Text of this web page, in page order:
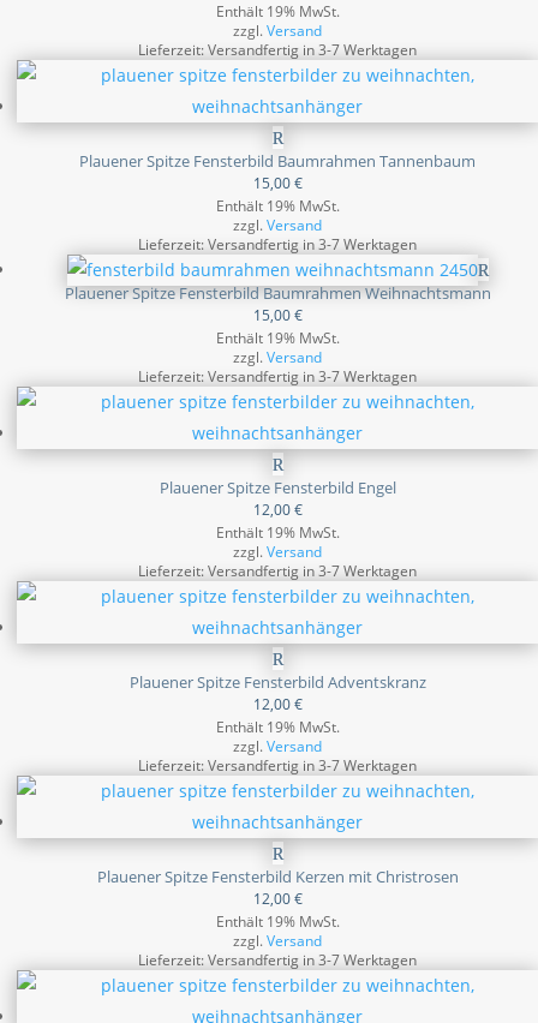
Enthält 19% MwSt.
zzgl.Versand
Lieferzeit: Versandfertig in 3-7 Werktagen
Plauener Spitze Fensterbild Baumrahmen Tannenbaum
15,00€
Enthält 19% MwSt.
zzgl.Versand
Lieferzeit: Versandfertig in 3-7 Werktagen
Plauener Spitze Fensterbild Baumrahmen Weihnachtsmann
15,00€
Enthält 19% MwSt.
zzgl.Versand
Lieferzeit: Versandfertig in 3-7 Werktagen
Plauener Spitze Fensterbild Engel
12,00€
Enthält 19% MwSt.
zzgl.Versand
Lieferzeit: Versandfertig in 3-7 Werktagen
Plauener Spitze Fensterbild Adventskranz
12,00€
Enthält 19% MwSt.
zzgl.Versand
Lieferzeit: Versandfertig in 3-7 Werktagen
Plauener Spitze Fensterbild Kerzen mit Christrosen
12,00€
Enthält 19% MwSt.
zzgl.Versand
Lieferzeit: Versandfertig in 3-7 Werktagen